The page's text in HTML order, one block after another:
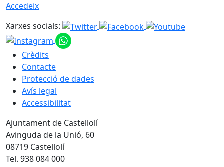
Accedeix
Xarxes socials:
Crèdits
Contacte
Protecció de dades
Avís legal
Accessibilitat
Ajuntament de Castellolí
Avinguda de la Unió, 60
08719 Castellolí
Tel. 938 084 000